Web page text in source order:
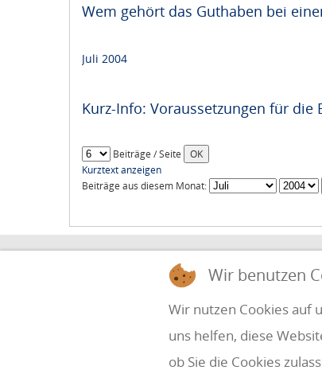
Wem gehört das Guthaben bei
Juli 2004
Kurz-Info: Voraussetzungen für
Beiträge / Seite
Kurztext anzeigen
Beiträge aus diesem Monat:
HOLZINGER & PARTNER
STEUERBERATUNG UND
office@holzinger.at
Fax: +43 7272 39 79
Wir benutzen
Wir nutzen Cookies auf
uns helfen, diese
ob Sie die Cookies